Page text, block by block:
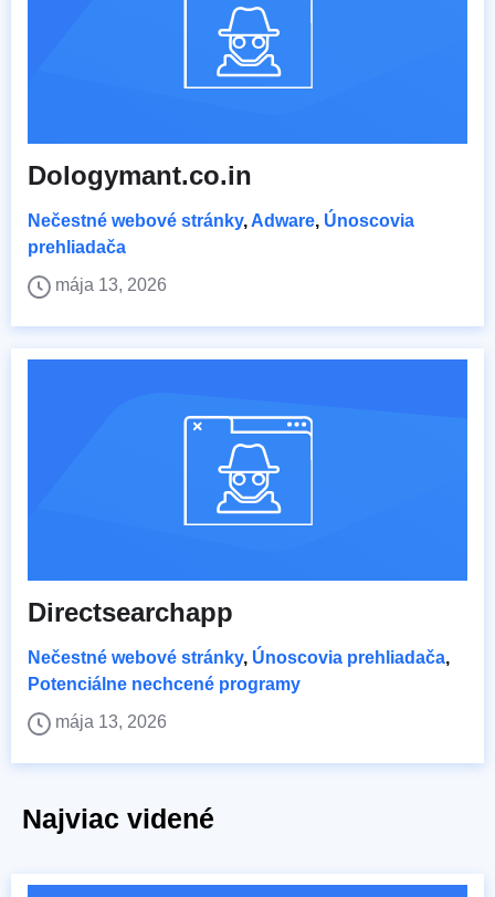
Dologymant.co.in
Nečestné webové stránky, Adware, Únoscovia
prehliadača
mája 13, 2026
Directsearchapp
Nečestné webové stránky, Únoscovia prehliadača,
Potenciálne nechcené programy
mája 13, 2026
Najviac videné